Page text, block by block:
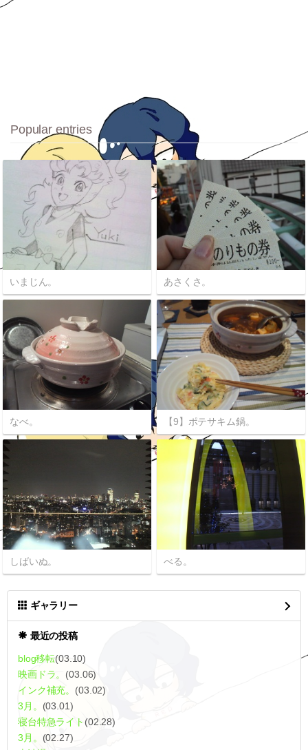
Popular entries
いまじん。 あさくさ。
なべ。 【9】ポテサキム鍋。
しばいぬ。 べる。
ギャラリー
最近の投稿
blog移転(03.10)
映画ドラ。 (03.06)
インク補充。 (03.02)
3月。 (03.01)
寝台特急ライト (02.28)
3月。 (02.27)